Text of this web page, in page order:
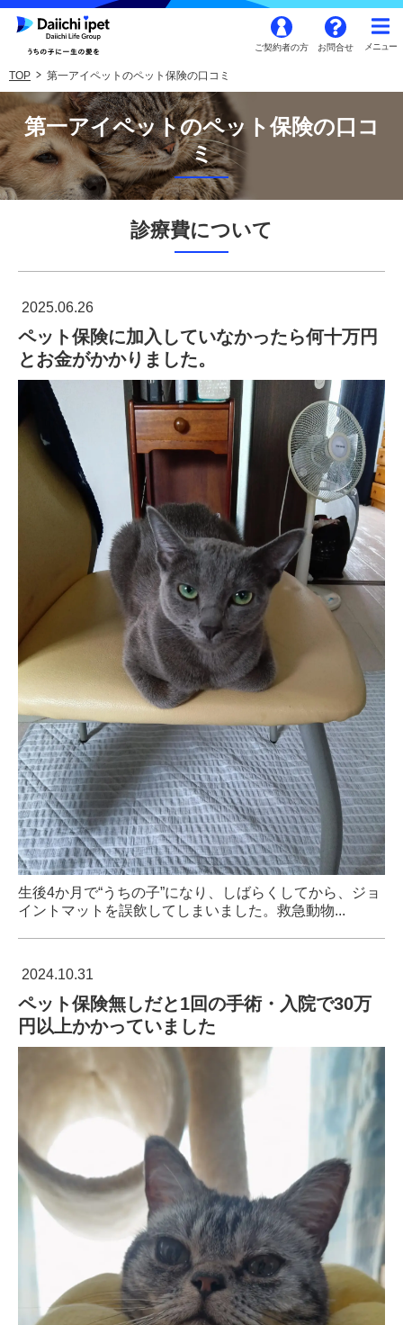
ご契約者の方 お問合せ
TOP 第一アイペットのペット保険の口コミ
第一アイペットのペット保険の口コ
ミ
診療費について
2025.06.26
ペット保険に加入していなかったら何十万円
とお金がかかりました。
生後4か月で“うちの子”になり、しばらくしてから、ジョ
イントマットを誤飲してしまいました。救急動物...
2024.10.31
ペット保険無しだと1回の手術・入院で30万
円以上かかっていました